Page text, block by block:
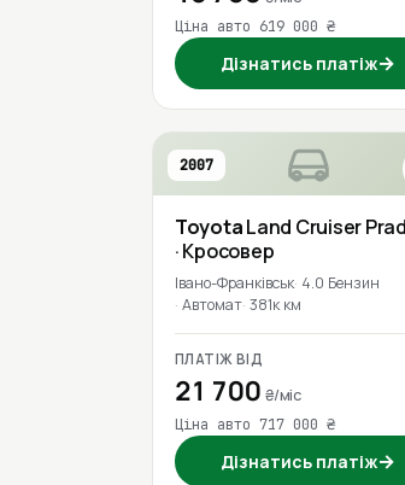
Ціна авто 619 000 ₴
Дізнатись платіж→
2007
ToyotaLand Cruiser
· Кросовер
Івано-Франківськ 4.0 Бензин
Автомат 381к км
ПЛАТІЖ ВІД
21 700 ₴/міс
Ціна авто 717 000 ₴
Дізнатись платіж→